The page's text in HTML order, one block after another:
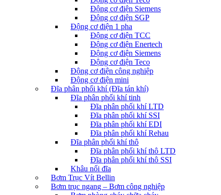
Động cơ điện Siemens
Động cơ điện SGP
Động cơ điện 1 pha
Động cơ điện TCC
Động cơ điện Enertech
Động cơ điện Siemens
Động cơ điện Teco
Động cơ điện công nghiệp
Động cơ điện mini
Đĩa phân phối khí (Đĩa tán khí)
Đĩa phân phối khí tinh
Đĩa phân phối khí LTD
Đĩa phân phối khí SSI
Đĩa phân phối khí EDI
Đĩa phân phối khí Rehau
Đĩa phân phối khí thô
Đĩa phân phối khí thô LTD
Đĩa phân phối khí thô SSI
Khâu nối đĩa
Bơm Trục Vít Bellin
Bơm trục ngang – Bơm công nghiệp